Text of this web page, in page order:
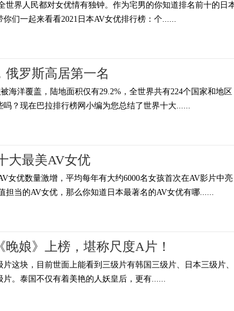
世界人民都对女优情有独钟。作为宅男的你知道排名前十的日
们一起来看看2021日本AV女优排行榜：个......
罗斯高居第一名
海洋覆盖，陆地面积仅有29.2%，全世界共有224个国家和地区
？现在巴拉排行榜网小编为您总结了世界十大......
大最美AV女优
女优数量激增，平均每年有大约6000名女孩首次在AV影片中亮
担当的AV女优，那么你知道日本最著名的AV女优有哪......
娘》上榜，堪称尺度A片！
这块，目前世面上能看到三级片有韩国三级片、日本三级片
。泰国不仅有着美艳的人妖皇后，更有......